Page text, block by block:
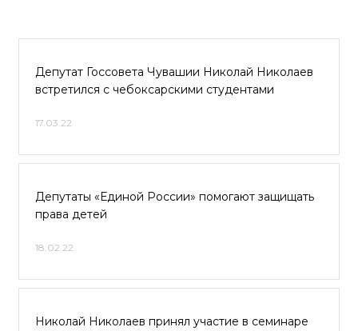
Депутат Госсовета Чувашии Николай Николаев
встретился с чебоксарскими студентами
17.03.22
Депутаты «Единой России» помогают защищать
права детей
18.02.22
Николай Николаев принял участие в семинаре